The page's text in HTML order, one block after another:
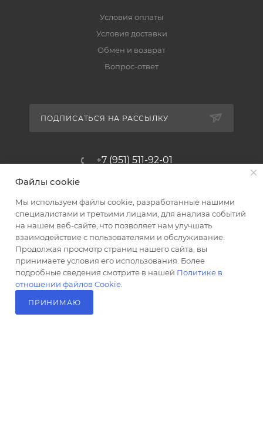
Условия оплаты
Условия доставки
Обмен и возврат
Вопрос-ответ
ПОДПИСАТЬСЯ НА РАССЫЛКУ
+7 (951) 511-92-01
Магазин-склад ТЦ "Альтус"
Ростовская обл, Аксайский р-н,
пос. Янтарный, Малое Зеленое
Кольцо, 3, ТЦ "Альтус" 1 этаж
Показать на карте
Файлы cookie
Мы используем файлы cookie, разработанные нашими
специалистами и третьими лицами, для анализа событий
на нашем веб-сайте, что позволяет нам улучшать
взаимодействие с пользователями и обслуживание.
Продолжая просмотр страниц нашего сайта, вы
принимаете условия его использования. Более
подробные сведения смотрите в нашей Политике в
отношении файлов Cookie
ПРИНИМАЮ